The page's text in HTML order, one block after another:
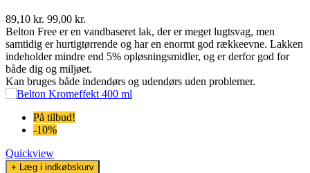
89,10 kr. 99,00 kr.
Belton Free er en vandbaseret lak, der er meget lugtsvag, men
samtidig er hurtigtørrende og har en enormt god rækkeevne. Lakken
indeholder mindre end 5% opløsningsmidler, og er derfor god for
både dig og miljøet.
Kan bruges både indendørs og udendørs uden problemer.
På tilbud!
-10%
Quickview
+ Læg i indkøbskurv